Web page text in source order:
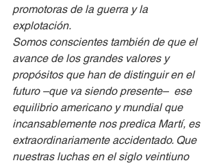
promotoras de la guerra y la
explotación.
Somos conscientes también de que el
avance de los grandes valores y
propósitos que han de distinguir en el
futuro –que va siendo presente–  ese
equilibrio americano y mundial que
incansablemente nos predica Martí, es
extraordinariamente accidentado. Que
nuestras luchas en el siglo veintiuno